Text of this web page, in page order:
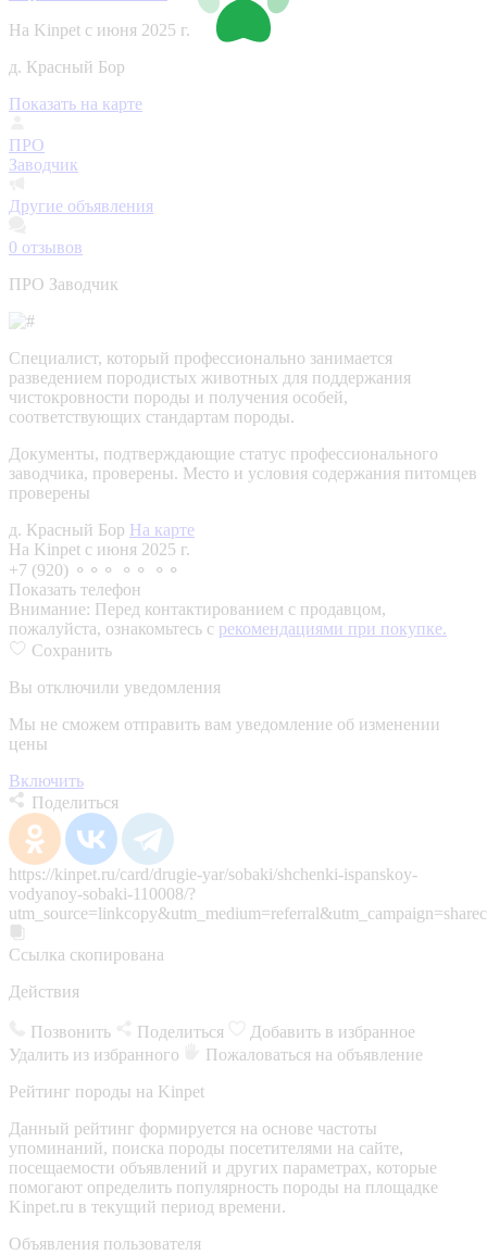
На Kinpet c июня 2025 г.
д. Красный Бор
Показать на карте
ПРО
Заводчик
Другие объявления
0 отзывов
ПРО Заводчик
Специалист, который профессионально занимается
разведением породистых животных для поддержания
чистокровности породы и получения особей,
соответствующих стандартам породы.
Документы, подтверждающие статус профессионального
заводчика, проверены. Место и условия содержания питомцев
проверены
д. Красный Бор На карте
На Kinpet c июня 2025 г.
+7 (920) ⚬⚬⚬ ⚬⚬ ⚬⚬
Показать телефон
Внимание: Перед контактированием с продавцом,
пожалуйста, ознакомьтесь с рекомендациями при покупке.
Сохранить
Вы отключили уведомления
Мы не сможем отправить вам уведомление об изменении
цены
Включить
Поделиться
https://kinpet.ru/card/drugie-yar/sobaki/shchenki-ispanskoy-
vodyanoy-sobaki-110008/?
Ссылка скопирована
Действия
Позвонить Поделиться
Добавить в избранное
Удалить из избранного
Пожаловаться на объявление
Рейтинг породы на Kinpet
Данный рейтинг формируется на основе частоты
упоминаний, поиска породы посетителями на сайте,
посещаемости объявлений и других параметрах, которые
помогают определить популярность породы на площадке
Kinpet.ru в текущий период времени.
Объявления пользователя